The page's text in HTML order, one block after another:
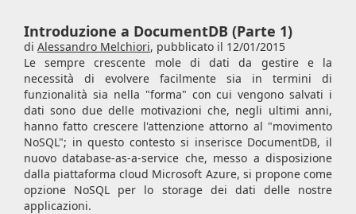
Introduzione a DocumentDB (Parte 1)
di Alessandro Melchiori, pubblicato il 12/01/2015
Le sempre crescente mole di dati da gestire e la
necessità di evolvere facilmente sia in termini di
funzionalità sia nella "forma" con cui vengono salvati i
dati sono due delle motivazioni che, negli ultimi anni,
hanno fatto crescere l'attenzione attorno al "movimento
NoSQL"; in questo contesto si inserisce DocumentDB, il
nuovo database-as-a-service che, messo a disposizione
dalla piattaforma cloud Microsoft Azure, si propone come
opzione NoSQL per lo storage dei dati delle nostre
applicazioni.